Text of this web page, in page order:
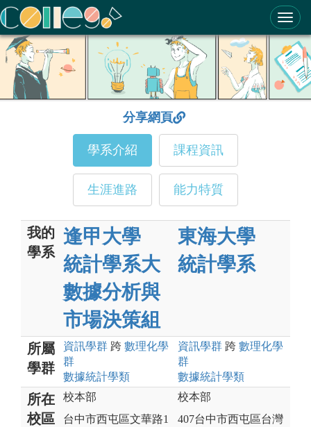
ColleGo! 大學選才與高中育才輔助系統
分享網頁
學系介紹 課程資訊
生涯進路 能力特質
我的
學系
逢甲大學
統計學系大
數據分析與
市場決策組
東海大學
統計學系
所屬
學群
資訊學群 跨 數理化學
群
數據統計學類
資訊學群 跨 數理化學
群
數據統計學類
所在
校區
校本部
台中市西屯區文華路1
校本部
407台中市西屯區台灣